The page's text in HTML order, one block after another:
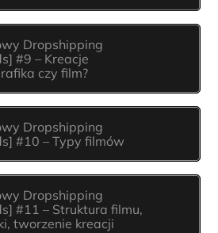
Dropshipping
#9 – Kreacje
czy film?
Dropshipping
#10 – Typy filmów
Dropshipping
#11 – Struktura filmu,
tworzenie kreacji